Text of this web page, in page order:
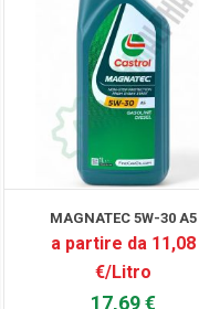
MAGNATEC 5W-30 A5
a partire da 11,08
€/Litro
17,69 €